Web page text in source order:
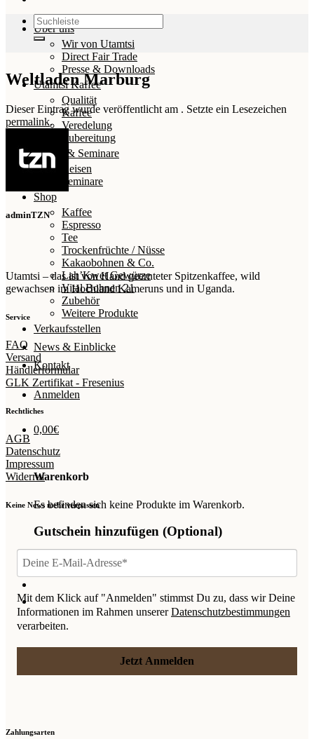
Über uns
Wir von Utamtsi
Direct Fair Trade
Presse & Downloads
Utamtsi Kaffee
Qualität
Kaffee
Veredelung
Zubereitung
Reisen & Seminare
Reisen
Seminare
Shop
Kaffee
Espresso
Tee
Trockenfrüchte / Nüsse
Kakaobohnen & Co.
Lah’Kwet Gewürze
Vital Bohnen 21
Zubehör
Weitere Produkte
Verkaufsstellen
News & Einblicke
Kontakt
Anmelden
0,00€
Warenkorb
Es befinden sich keine Produkte im Warenkorb.
Gutschein hinzufügen (Optional)
Suchen
nach:
Weltladen Marburg
Dieser Eintrag wurde veröffentlicht am . Setzte ein Lesezeichen
permalink.
adminTZN
Utamtsi – das ist von Hand geernteter Spitzenkaffee, wild
gewachsen im Hochland Kameruns und in Uganda.
Service
FAQ
Versand
Händlerformular
GLK Zertifikat - Fresenius
Rechtliches
AGB
Datenschutz
Impressum
Widerruf
Keine News mehr verpassen
Mit dem Klick auf "Anmelden" stimmst Du zu, dass wir Deine
Informationen im Rahmen unsererDatenschutzbestimmungen
verarbeiten.
Jetzt Anmelden
Zahlungsarten